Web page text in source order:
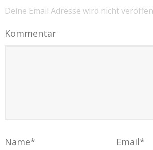
Deine Email Adresse wird nicht
Kommentar
Name* Email*